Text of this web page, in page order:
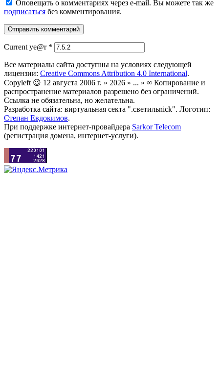
Оповещать о комментариях через e-mail. Вы можете так же
подписаться без комментирования.
Current ye@r *
Все материалы сайта доступны на условиях следующей
лицензии: Creative Commons Attribution 4.0 International.
Copyleft 😉 12 августа 2006 г. » 2026 » ... » ∞ Копирование и
распространение материалов разрешено без ограничений.
Ссылка не обязательна, но желательна.
Разработка сайта: виртуальная секта ".светильnick". Логотип:
Степан Евдокимов.
При поддержке интернет-провайдера Sarkor Telecom
(регистрация домена, интернет-услуги).